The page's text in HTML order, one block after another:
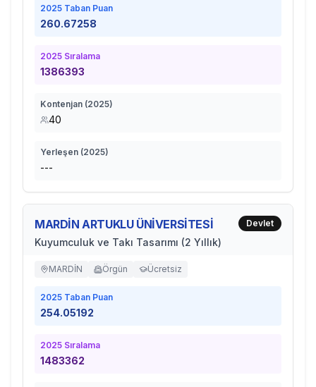
2025 Taban Puan
260.67258
2025 Sıralama
1386393
Kontenjan (2025)
40
Yerleşen (2025)
---
MARDİN ARTUKLU ÜNİVERSİTESİ
Kuyumculuk ve Takı Tasarımı (2 Yıllık)
Devlet
MARDİN Örgün Ücretsiz
2025 Taban Puan
254.05192
2025 Sıralama
1483362